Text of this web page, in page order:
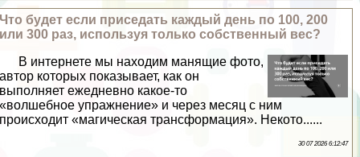
Что будет если приседать каждый день по 100, 200
или 300 раз, используя только собственный вес?
В интернете мы находим манящие фото,
автор которых показывает, как он
выполняет ежедневно какое-то
«волшебное упражнение» и через месяц с ним
происходит «магическая трaнcформация». Некото......
30 07 2026 6:12:47